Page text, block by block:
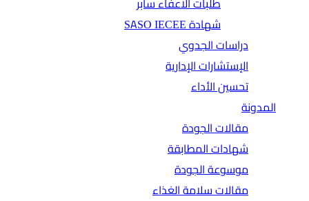
شهادة SASO IECEE
دراسات الجدوي
الإستشارات الإدارية
تحسين الأداء
المدونة
مقالات الجودة
شهادات المطابقة
موسوعة الجودة
مقالات سلامة الغذاء